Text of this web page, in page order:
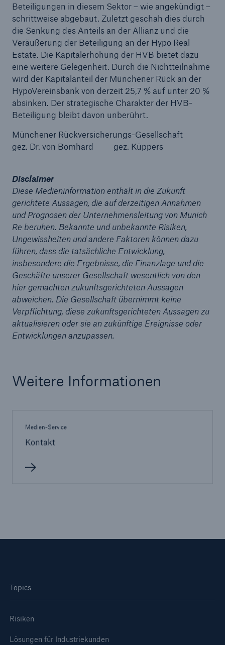
Beteiligungen in diesem Sektor – wie angekündigt –
schrittweise abgebaut. Zuletzt geschah dies durch
die Senkung des Anteils an der Allianz und die
Veräußerung der Beteiligung an der Hypo Real
Estate. Die Kapitalerhöhung der HVB bietet dazu
eine weitere Gelegenheit. Durch die Nichtteilnahme
wird der Kapitalanteil der Münchener Rück an der
HypoVereinsbank von derzeit 25,7 % auf unter 20 %
absinken. Der strategische Charakter der HVB-
Beteiligung bleibt davon unberührt.
Münchener Rückversicherungs-Gesellschaft
gez. Dr. von Bomhard gez. Küppers
Disclaimer
Diese Medieninformation enthält in die Zukunft
gerichtete Aussagen, die auf derzeitigen Annahmen
und Prognosen der Unternehmensleitung von Munich
Re beruhen. Bekannte und unbekannte Risiken,
Ungewissheiten und andere Faktoren können dazu
führen, dass die tatsächliche Entwicklung,
insbesondere die Ergebnisse, die Finanzlage und die
Geschäfte unserer Gesellschaft wesentlich von den
hier gemachten zukunftsgerichteten Aussagen
abweichen. Die Gesellschaft übernimmt keine
Verpflichtung, diese zukunftsgerichteten Aussagen zu
aktualisieren oder sie an zukünftige Ereignisse oder
Entwicklungen anzupassen.
Weitere Informationen
Medien-Service
Kontakt
Topics
Risiken
Lösungen für Industriekunden
Naturkatastrophen
Versicherungslücke: der Anteil der nicht
versicherten Schäden aus Naturkatastrophen
seit 1980 beträgt
71.8%
Lösungen
CLARA reduziert die Wartezeit bis zur
50 %